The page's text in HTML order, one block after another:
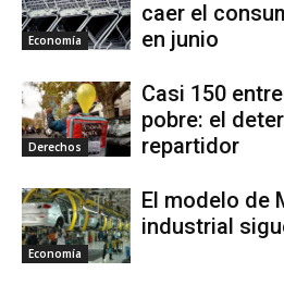
Economía
caer el
en junio
Derechos
Casi 150
pobre: el
repartidor
Economía
El modelo de
industrial